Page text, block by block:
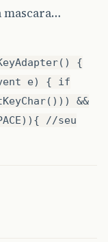
mascara…
{
e) { if
&&
//seu